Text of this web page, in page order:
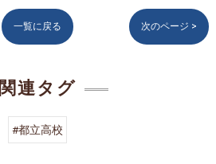
一覧に戻る 次のページ >
関連タグ
#都立高校